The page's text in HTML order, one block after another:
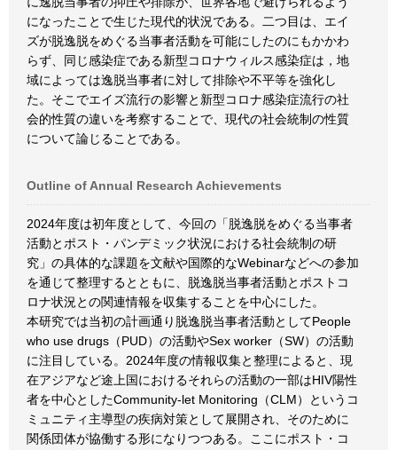
になったことで生じた現代的状況である。二つ目は、エイ
ズが脱逸脱をめぐる当事者活動を可能にしたのにもかかわ
らず、同じ感染症である新型コロナウィルス感染症は，地
域によっては逸脱当事者に対して排除や不平等を強化し
た。そこでエイズ流行の影響と新型コロナ感染症流行の社
会的性質の違いを考察することで、現代の社会統制の性質
について論じることである。
Outline of Annual Research Achievements
2024年度は初年度として、今回の「脱逸脱をめぐる当事者
活動とポスト・パンデミック状況における社会統制の研
究」の具体的な課題を文献や国際的なWebinarなどへの参加
を通じて整理するとともに、脱逸脱当事者活動とポストコ
ロナ状況との関連情報を収集することを中心にした。
本研究では当初の計画通り脱逸脱当事者活動としてPeople
who use drugs（PUD）の活動やSex worker（SW）の活動
に注目している。2024年度の情報収集と整理によると、現
在アジアなど途上国におけるそれらの活動の一部はHIV陽性
者を中心としたCommunity-let Monitoring（CLM）というコ
ミュニティ主導型の疾病対策として展開され、そのために
関係団体が協働する形になりつつある。ここにポスト・コ